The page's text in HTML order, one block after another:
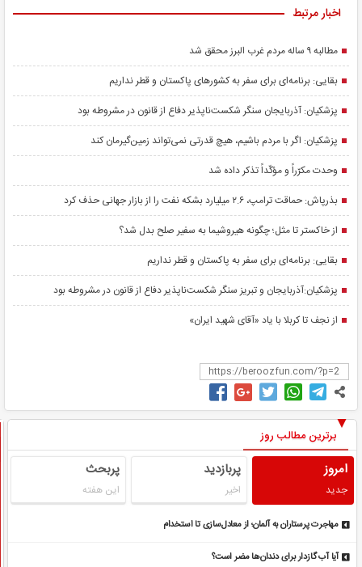
اخبار مرتبط
مطالبه ۹ ساله مردم غرب البرز محقق شد
بقایی: برنامه‌ای برای سفر به کشورهای پاکستان و قطر نداریم
پزشکیان: آذربایجان سنگر شکست‌ناپذیر دفاع از قانون در مشروطه بود
پزشکیان: اگر با مردم باشیم، هیچ قدرتی نمی‌تواند زمین‌گیرمان کند
وحدت مکرّراً و مؤکّداً تذکر داده شد
بذرپاش: حماقت ترامپ، ۲.۶ میلیارد بشکه نفت را از بازار جهانی حذف کرد
از خاکستر تا مثل؛ چگونه هیروشیما به سفیر صلح بدل شد؟
بقایی: برنامه‌ای برای سفر به پاکستان و قطر نداریم
پزشکیان:آذربایجان و تبریز سنگر شکست‌ناپذیر دفاع از قانون در مشروطه بود
از نجف تا کربلا با یاد «آقای شهید ایران»
برترین مطالب روز
امروز
جدید
پربازدید
اخیر
پربحث
این هفته
مهاجرت پرستاران به آلمان؛ از معادل‌سازی تا استخدام
آیا آب گازدار برای دندان‌ها مضر است؟